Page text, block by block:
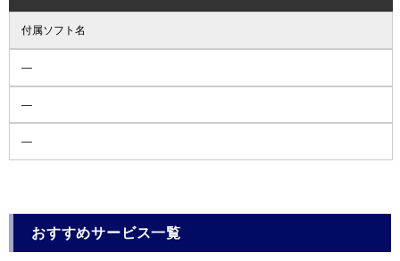
付属ソフト名
―
―
―
おすすめサービス一覧